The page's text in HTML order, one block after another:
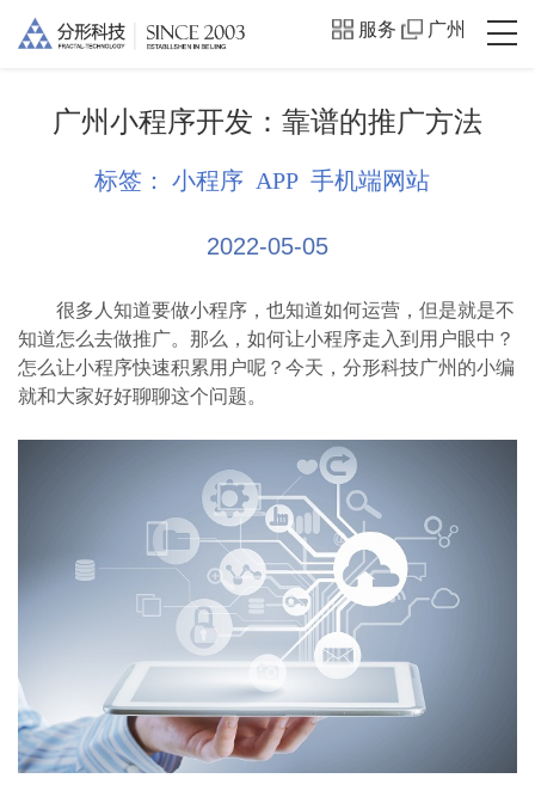
服务 广州
广州小程序开发：靠谱的推广方法
标签： 小程序 APP 手机端网站
2022-05-05
很多人知道要做小程序，也知道如何运营，但是就是不
知道怎么去做推广。那么，如何让小程序走入到用户眼中？
怎么让小程序快速积累用户呢？今天，分形科技广州的小编
就和大家好好聊聊这个问题。